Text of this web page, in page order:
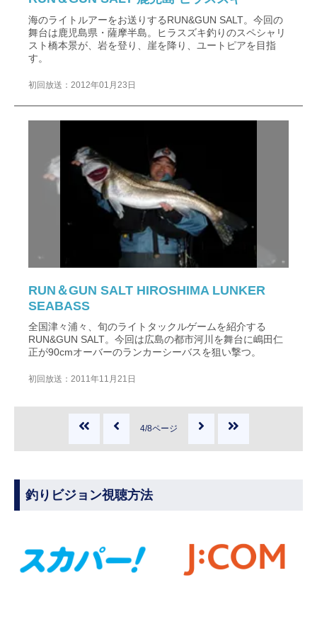
海のライトルアーをお送りするRUN&GUN SALT。今回の
舞台は鹿児島県・薩摩半島。ヒラスズキ釣りのスペシャリ
スト橋本景が、岩を登り、崖を降り、ユートピアを目指
す。
初回放送：2012年01月23日
RUN＆GUN SALT HIROSHIMA LUNKER
SEABASS
全国津々浦々、旬のライトタックルゲームを紹介する
RUN&GUN SALT。今回は広島の都市河川を舞台に嶋田仁
正が90cmオーバーのランカーシーバスを狙い撃つ。
初回放送：2011年11月21日
4/8ページ
釣りビジョン視聴方法